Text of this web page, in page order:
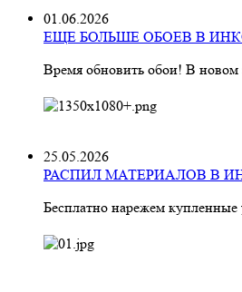
01.06.2026
ЕЩЕ БОЛЬШЕ ОБОЕВ В
Время обновить обои! В новом
25.05.2026
РАСПИЛ МАТЕРИАЛОВ В
Бесплатно нарежем купленные